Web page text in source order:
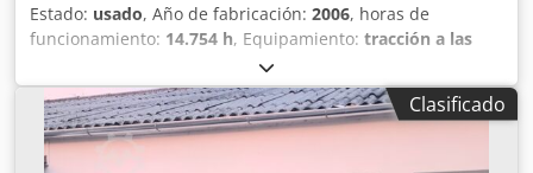
Estado: usado, Año de fabricación: 2006, horas de
funcionamiento: 14.754 h, Equipamiento: tracción a las
, Atlas Terex 1905 Año de fabricación: 2006
Potencia del motor: 114 kW Crjdstplq Ijpfx Afkjf Tubería
para martillo hidráulico, aire acondicionado, acoplador
rápido
Clasificado